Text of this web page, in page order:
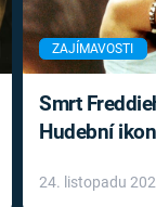
ZAJÍMAVOSTI
Smrt
Hudební
léky
24. listopadu